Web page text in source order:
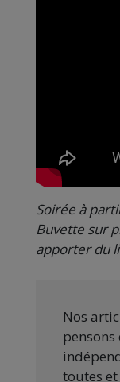
Soirée à
Buvette sur
apporter du
Nos
pensons
toutes